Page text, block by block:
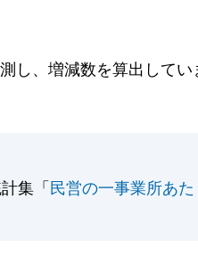
し、増減数を算出して
集「民営の一事業所あ